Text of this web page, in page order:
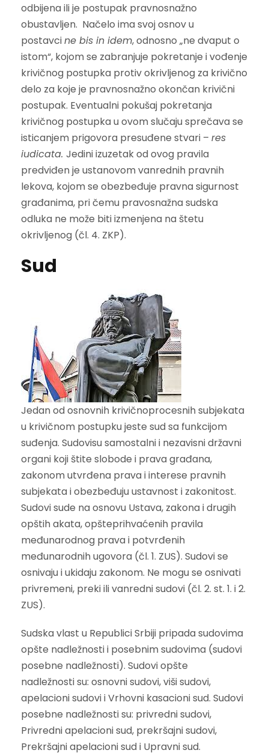
odbijena ili je postupak pravnosnažno
obustavljen. Načelo ima svoj osnov u
postavcine bis in idem, odnosno „ne dvaput o
istom“, kojom se zabranjuje pokretanje i vođenje
krivičnog postupka protiv okrivljenog za krivično
delo za koje je pravnosnažno okončan krivični
postupak. Eventualni pokušaj pokretanja
krivičnog postupka u ovom slučaju sprečava se
isticanjem prigovora presuđene stvari – res
iudicata. Jedini izuzetak od ovog pravila
predviđen je ustanovom vanrednih pravnih
lekova, kojom se obezbeđuje pravna sigurnost
građanima, pri čemu pravosnažna sudska
odluka ne može biti izmenjena na štetu
okrivljenog (čl. 4. ZKP).
Sud
Jedan od osnovnih krivičnoprocesnih subjekata
u krivičnom postupku jeste sud sa funkcijom
suđenja. Sudovisu samostalni i nezavisni državni
organi koji štite slobode i prava građana,
zakonom utvrđena prava i interese pravnih
subjekata i obezbeđuju ustavnost i zakonitost.
Sudovi sude na osnovu Ustava, zakona i drugih
opštih akata, opšteprihvaćenih pravila
međunarodnog prava i potvrđenih
međunarodnih ugovora (čl. 1. ZUS). Sudovi se
osnivaju i ukidaju zakonom. Ne mogu se osnivati
privremeni, preki ili vanredni sudovi (čl. 2. st. 1. i 2.
ZUS).
Sudska vlast u Republici Srbiji pripada sudovima
opšte nadležnosti i posebnim sudovima (sudovi
posebne nadležnosti). Sudovi opšte
nadležnosti su: osnovni sudovi, viši sudovi,
apelacioni sudovi i Vrhovni kasacioni sud. Sudovi
posebne nadležnosti su: privredni sudovi,
Privredni apelacioni sud, prekršajni sudovi,
Prekršajni apelacioni sud i Upravni sud.